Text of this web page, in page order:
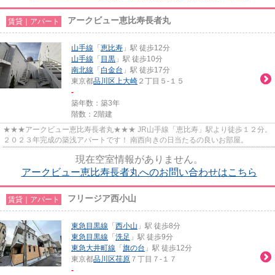
賃貸｜アパート アークビュー恵比寿長者丸
山手線 「 恵比寿 」駅 徒歩12分
山手線 「 目黒 」駅 徒歩10分
南北線 「 白金台 」駅 徒歩17分
東京都品川区上大崎 ２丁目５-１５
-
築年数：築3年
階数：2階建
★★★アークビュー恵比寿長者丸★★★ JR山手線「恵比寿」駅より徒歩１２分。
２０２３年完成の築浅アパートです！ 南西向きの日当たるの良いお部屋。
現在空室情報がありません。
アークビュー恵比寿長者丸へのお問い合わせはこちら
賃貸｜アパート フリージア西小山
東急目黒線 「 西小山 」駅 徒歩8分
東急目黒線 「 洗足 」駅 徒歩9分
東急大井町線 「 旗の台 」駅 徒歩12分
東京都品川区荏原 ７丁目７-１７
-